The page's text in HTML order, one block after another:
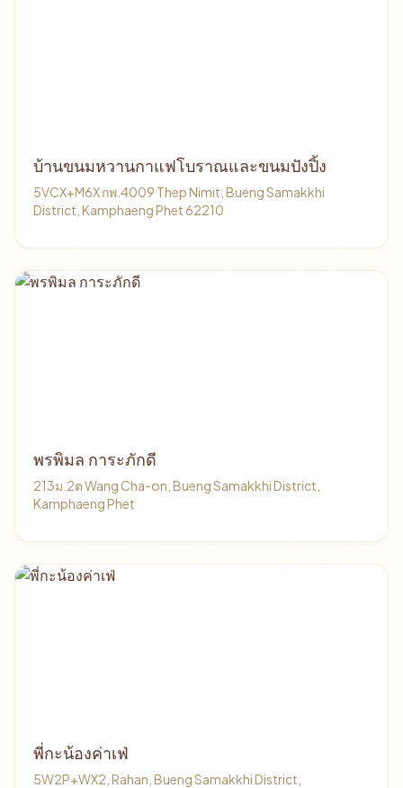
บ้านขนมหวานกาแฟโบราณและขนมปังปิ้ง
5VCX+M6X กพ.4009 Thep Nimit, Bueng Samakkhi
District, Kamphaeng Phet 62210
พรพิมล การะภักดี
213ม.2ต Wang Cha-on, Bueng Samakkhi District,
Kamphaeng Phet
พี่กะน้องค่าเฟ่
5W2P+WX2, Rahan, Bueng Samakkhi District,